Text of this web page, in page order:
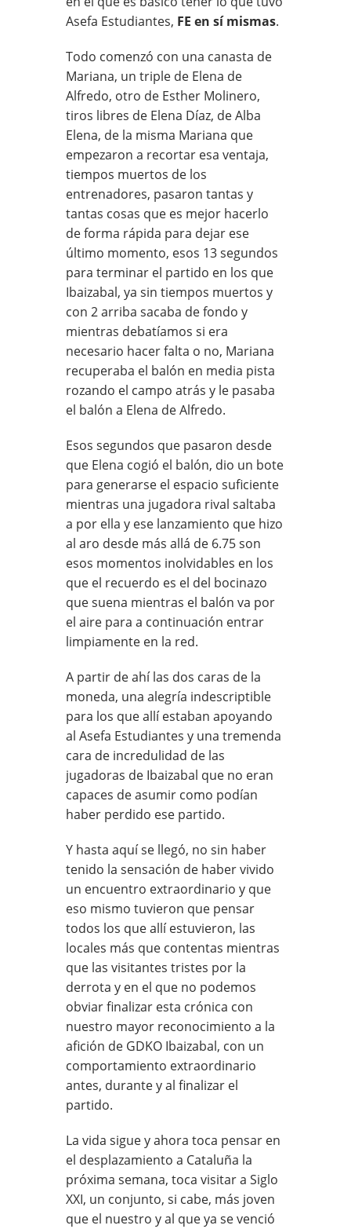
Asefa Estudiantes, FE en sí mismas.
Todo comenzó con una canasta de
Mariana, un triple de Elena de
Alfredo, otro de Esther Molinero,
tiros libres de Elena Díaz, de Alba
Elena, de la misma Mariana que
empezaron a recortar esa ventaja,
tiempos muertos de los
entrenadores, pasaron tantas y
tantas cosas que es mejor hacerlo
de forma rápida para dejar ese
último momento, esos 13 segundos
para terminar el partido en los que
Ibaizabal, ya sin tiempos muertos y
con 2 arriba sacaba de fondo y
mientras debatíamos si era
necesario hacer falta o no, Mariana
recuperaba el balón en media pista
rozando el campo atrás y le pasaba
el balón a Elena de Alfredo.
Esos segundos que pasaron desde
que Elena cogió el balón, dio un bote
para generarse el espacio suficiente
mientras una jugadora rival saltaba
a por ella y ese lanzamiento que hizo
al aro desde más allá de 6.75 son
esos momentos inolvidables en los
que el recuerdo es el del bocinazo
que suena mientras el balón va por
el aire para a continuación entrar
limpiamente en la red.
A partir de ahí las dos caras de la
moneda, una alegría indescriptible
para los que allí estaban apoyando
al Asefa Estudiantes y una tremenda
cara de incredulidad de las
jugadoras de Ibaizabal que no eran
capaces de asumir como podían
haber perdido ese partido.
Y hasta aquí se llegó, no sin haber
tenido la sensación de haber vivido
un encuentro extraordinario y que
eso mismo tuvieron que pensar
todos los que allí estuvieron, las
locales más que contentas mientras
que las visitantes tristes por la
derrota y en el que no podemos
obviar finalizar esta crónica con
nuestro mayor reconocimiento a la
afición de GDKO Ibaizabal, con un
comportamiento extraordinario
antes, durante y al finalizar el
partido.
La vida sigue y ahora toca pensar en
el desplazamiento a Cataluña la
próxima semana, toca visitar a Siglo
XXI, un conjunto, si cabe, más joven
que el nuestro y al que ya se venció